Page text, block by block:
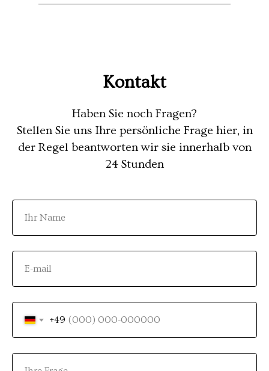
Kontakt
Haben Sie noch Fragen?
Stellen Sie uns Ihre persönliche Frage hier, in
der Regel beantworten wir sie innerhalb von
24 Stunden
+49